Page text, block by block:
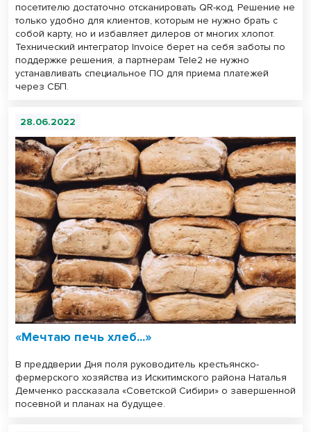
посетителю достаточно отсканировать QR-код. Решение не
только удобно для клиентов, которым не нужно брать с
собой карту, но и избавляет дилеров от многих хлопот.
Технический интегратор Invoice берет на себя заботы по
поддержке решения, а партнерам Tele2 не нужно
устанавливать специальное ПО для приема платежей
через СБП.
28.06.2022
«Мечтаю печь хлеб...»
В преддверии Дня поля руководитель крестьянско-
фермерского хозяйства из Искитимского района Наталья
Демченко рассказала «Советской Сибири» о завершенной
посевной и планах на будущее.